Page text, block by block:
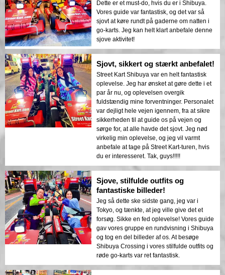
eneste del af det.
Japan, men svaret var nej - kom tilbage
næste gang med et gyldigt kørekort. Der er
en højdebegrænsning på 150-180 cm, og
vægtgrænsen er under 100 kg (førere over
langsommere). Du skal være 18 år eller
ældre for at deltage. Jeg var for ung (bare
for sjov!) men jeg blev nervøs og besluttede
at tage en regncheck på denne tur. Sørg for
at booke din tur online på forhånd. Vi
lavede vores booking en måned i forvejen.
En kort tutorial om at køre karten vil blive
givet i butikken. Bekymr dig ikke om at køre
på de ukendte gader i Tokyo - din guide vil
følge og vejlede dig gennem hele
oplevelsen. Slap af og nyd at køre karten
på de forudbestemte ruter. Husk at køre på
forsinket! Sørg for at ankomme til butikken
til tiden, ellers vil de tage afsted uden dig!
Mens jeg stod udenfor den store Donki-
butik i Shibuya, så jeg min søn køre den
strålende røde go-kart i sit lysegule
kostume. Han smilede lykkeligt og nød
bifaldet fra mange tilskuere. Hans strålende
smil var værd en million for mig! Ved
slutningen af turen fik han en video gemt
på et hukommelseskort som souvenir.
Dette er et must-do, hvis du er i Shibuya.
Vores guide var fantastisk, og det var så
sjovt at køre rundt på gaderne om natten i
go-karts. Jeg kan helt klart anbefale denne
sjove aktivitet!
Sjovt, sikkert og stærkt anbefalet!
Street Kart Shibuya var en helt fantastisk
oplevelse. Jeg har ønsket at gøre dette i et
par år nu, og oplevelsen overgik
fuldstændig mine forventninger. Personalet
var dejligt hele vejen igennem, fra at sikre
sikkerheden til at guide os på vejen og
sørge for, at alle havde det sjovt. Jeg nød
virkelig min oplevelse, og jeg vil varmt
anbefale at tage på Street Kart-turen, hvis
du er interesseret. Tak, guys!!!!!
Sjove, stilfulde outfits og
fantastiske billeder!
Jeg så dette ske sidste gang, jeg var i
Tokyo, og tænkte, at jeg ville give det et
forsøg. Sikke en fed oplevelse! Vores guide
gav vores gruppe en rundvisning i Shibuya
og tog en del billeder af os. At besøge
Shibuya Crossing i vores stilfulde outfits og
røde go-karts var ret fantastisk.